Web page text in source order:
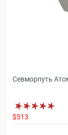
Севморпуть
$513